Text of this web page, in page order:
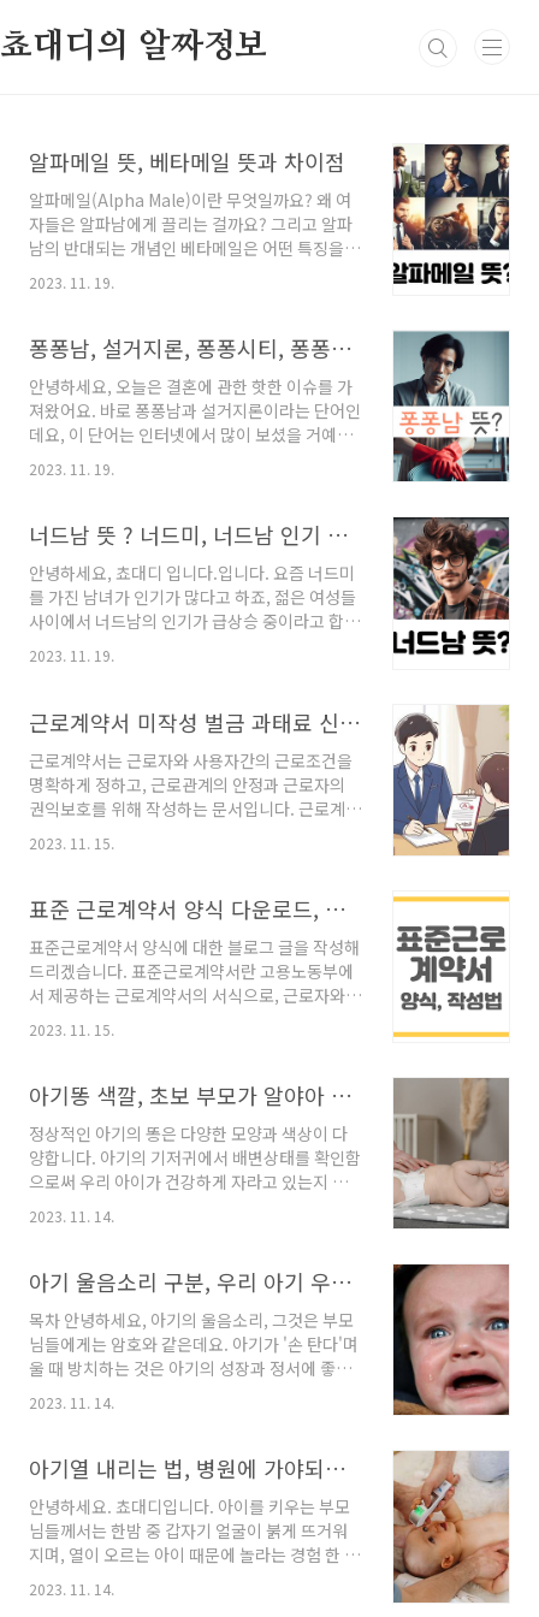
쵸대디의 알짜정보
알파메일 뜻, 베타메일 뜻과 차이점
알파메일(Alpha Male)이란 무엇일까요? 왜 여
자들은 알파남에게 끌리는 걸까요? 그리고 알파
남의 반대되는 개념인 베타메일은 어떤 특징을
가지고 있을까요? 이번 글에서는 알파메일의 뜻
과 유래, 알파남의 특징, 베타메일의 의미에 대해
유래 알파메일이라는 단어는 동물 행동학에서 비
롯된 개념으로, 동물 사회에서 가장 강하고 지도
력 있는 개체를 의미합니다. 이 개념은 1970년에
출간된 미국 생물학자 데이비드 멕의 저서 ‘늑
대’에서 처음 사용된 단어로 보고 있습니다¹. 늑
대 무리 중 선두에서 무리를 이끄는 리더를 알파
더십을 가진 수컷을 알파 메일이라고 볼 수 있..
2023. 11. 19.
퐁퐁남, 설거지론, 퐁퐁시티, 퐁퐁단 뜻과 유래
안녕하세요, 오늘은 결혼에 관한 핫한 이슈를 가
져왔어요. 바로 퐁퐁남과 설거지론이라는 단어인
데요, 이 단어는 인터넷에서 많이 보셨을 거예요.
퐁퐁남, 설거지론, 퐁퐁녀, 퐁퐁단, 퐁퐁시티 이
들의 뜻과 유래, 예시, 자가진단 방법 등을 알아보
이 없는 남자가 연애 경험이 많은 여자와 결혼하
는 것을 비난하는 말이에요. 이는 마치 남이 먹었
던 음식 그릇을 설거지하는 것처럼, 과거의 문란
한 연애나 성관계를 가진 배우자의 과거를 씻어
주는 것이라고 비유하는 거예요. 설거지론에서는
이런 남자들을 '퐁퐁남’이라고 부르는데요, 퐁퐁
세제 '퐁퐁'과 남성을 뜻하는 '남'자를 합친 단어..
2023. 11. 19.
너드남 뜻 ? 너드미, 너드남 인기 이유
안녕하세요, 쵸대디 입니다.입니다. 요즘 너드미
를 가진 남녀가 인기가 많다고 하죠, 젊은 여성들
사이에서 너드남의 인기가 급상승 중이라고 합니
다. 오늘은 너드남, 너드미의 뜻은 무엇인지 너드
남이 인기 있는 이유에 대해서 함께 알아보도록
너드(Nerd)라는 영어 단어와 남자, 아름다움을
뜻하는 한자를 합친 말입니다. 그렇다면 먼저 너
드의 뜻이 무엇인지부터 알아봐야겠지요? 너드
(Nerd)는 영어로는 다음과 같은 뜻을 가지고 있
습니다. 멍청하고 따분한 사람 컴퓨터만 아는 괴
짜 특정 주제, 사람들이 모르는 관심사, 특히 전문
로잡혀 있거나 사회성이 떨어지는 사람을 전형적
2023. 11. 19.
근로계약서 미작성 벌금 과태료 신고방법
근로계약서는 근로자와 사용자간의 근로조건을
명확하게 정하고, 근로관계의 안정과 근로자의
권익보호를 위해 작성하는 문서입니다. 근로계약
작성하지 않을 경우 벌금이나 과태료가 부과될
이익과 신고방법에 대해 알아보겠습니다. 근로계
약서 미작성 벌금 근로계약서 미작성은 근로기준
법을 위반하는 행위로, 근로자와 사용자 모두에
게 불이익이 있습니다. 근로자의 경우, 근로계약
서가 없으면 근로조건을 입증하기 어렵고, 임금
체불이나 근로시간 초과, 휴가 부여 등의 문제가
하기 어렵습니다. 근로계약서 미작성의 벌금액은
근로자의 종류와 근로계약서 미작성..
2023. 11. 15.
표준 근로계약서 양식 다운로드, 작성법
표준근로계약서 양식에 대한 블로그 글을 작성해
드리겠습니다. 표준근로계약서란 고용노동부에
서 제공하는 근로계약서의 서식으로, 근로자와
계의 안정과 근로자의 권익보호를 위해 작성하는
성에 맞춰 7가지 종류로 구분되며, 고용노동부 홈
페이지나 워크넷에서 무료로 다운로드할 수 있습
니다. 이번에는 표준근로계약서의 종류와 작성방
법, 그리고 주의사항에 대해 알아보겠습니다. 표
준 근로계약서 양식 다운로드 일반근로자용 표준
근로계약서 일반적인 근로자를 대상으로 하는 표
의 근로조건을 기재합니다. 건설일용근로자용 표
준근로계약서 건설현장에서 일용근로를..
2023. 11. 15.
아기똥 색깔, 초보 부모가 알야아 할 모든 것
정상적인 아기의 똥은 다양한 모양과 색상이 다
양합니다. 아기의 기저귀에서 배변상태를 확인함
으로써 우리 아이가 건강하게 자라고 있는지 확
인해 볼 수 있습니다. 아기 똥에 관해서는 대부분
의 초보 부모는 질문이 많을 것입니다. 아기의 똥
모유 먹은 아기똥이 냄새가 더 심한지? 녹색변은
정상인지? 아기 똥에는 너무 다양한 색상과 형태
를 띠고 있어 경험이 많은 부모도 생소한 형태의
아기똥을 마주하게 될 수 있습니다. 다양한 유형
의 아기 똥에 대해 설명하고 정상적인 것과 그렇
지 않은 것 구별하기 위한 아기똥에 대한 모든 것
할 가능성이 높습니다. 태변이라고 불리는 아기
의 첫 ..
2023. 11. 14.
아기 울음소리 구분, 우리 아기 우는 이유
목차 안녕하세요, 아기의 울음소리, 그것은 부모
님들에게는 암호와 같은데요. 아기가 '손 탄다'며
울 때 방치하는 것은 아기의 성장과 정서에 좋지
않습니다. 아기의 안정과 애착을 위해 충분한 스
킨십과 애정 표현이 중요하며, 아기의 울음을 이
제부터 아기의 울음소리 구별법과 달래는 방법을
함께 알아보도록 하겠습니다. 이를 통해 부모님
들께서 아기의 울음을 더 잘 이해하고, 효과적으
로 대응하실 수 있게 도와드리고자 합니다. 아기
울음소리 유형 1. 입술을 동그랗게 눈감고 울때
아기가 졸릴 때는 특별한 행동이나 소리를 내며
2023. 11. 14.
아기열 내리는 법, 병원에 가야되는 경우
안녕하세요. 쵸대디입니다. 아이를 키우는 부모
님들께서는 한밤 중 갑자기 얼굴이 붉게 뜨거워
지며, 열이 오르는 아이 때문에 놀라는 경험 한 번
쯤은 하셨을 텐대요. 병원에 갈 수 있는 시간대라
면 의사의 진찰을 받겠지만 한밤중 열이 오른 아
2023. 11. 14.